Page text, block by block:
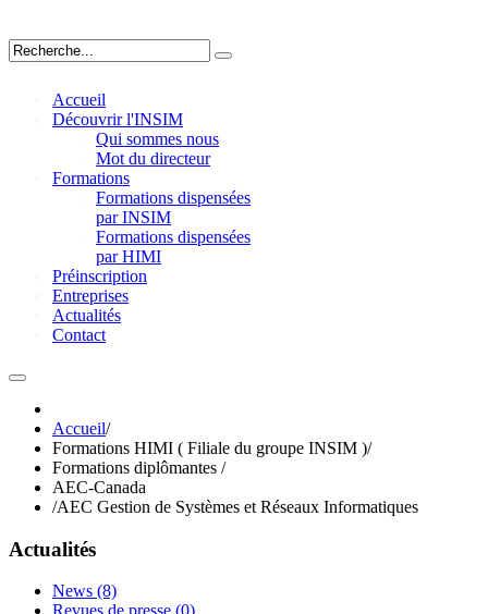
Accueil
Découvrir l'INSIM
Qui sommes nous
Mot du directeur
Formations
Formations dispensées
par INSIM
Formations dispensées
par HIMI
Préinscription
Entreprises
Actualités
Contact
Accueil/
Formations HIMI ( Filiale du groupe INSIM )/
Formations diplômantes /
AEC-Canada
/AEC Gestion de Systèmes et Réseaux Informatiques
Actualités
News (8)